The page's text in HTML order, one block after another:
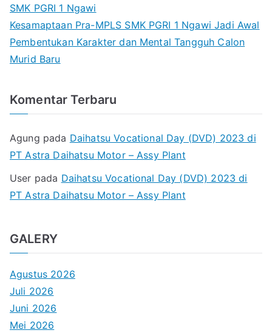
SMK PGRI 1 Ngawi
Kesamaptaan Pra-MPLS SMK PGRI 1 Ngawi Jadi Awal
Pembentukan Karakter dan Mental Tangguh Calon
Murid Baru
Komentar Terbaru
Agung pada Daihatsu Vocational Day (DVD) 2023 di
PT Astra Daihatsu Motor – Assy Plant
User pada Daihatsu Vocational Day (DVD) 2023 di
PT Astra Daihatsu Motor – Assy Plant
GALERY
Agustus 2026
Juli 2026
Juni 2026
Mei 2026